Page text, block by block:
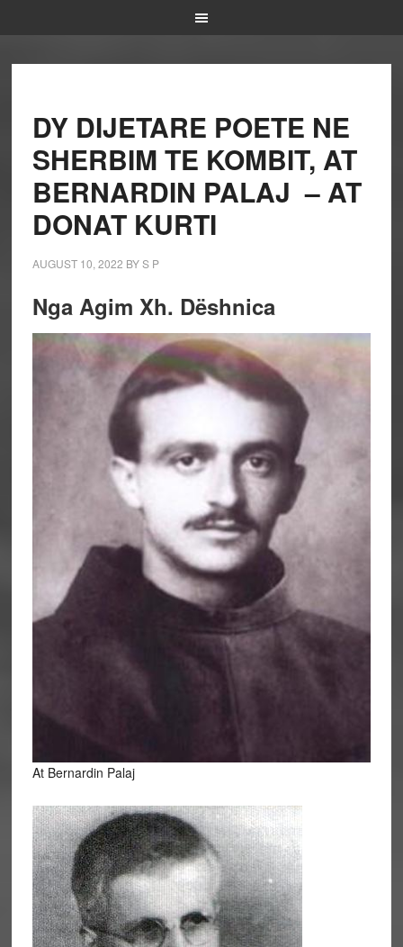
DY DIJETARE POETE NE
SHERBIM TE KOMBIT, AT
BERNARDIN PALAJ – AT
DONAT KURTI
AUGUST 10, 2022 BYS P
Nga Agim Xh. Dëshnica
At Bernardin Palaj